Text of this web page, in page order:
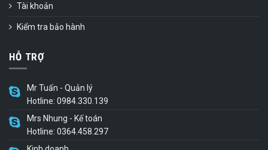
Tài khoản
Kiểm tra bảo hành
HỖ TRỢ
Mr Tuấn - Quản lý
Hotline: 0984.330.139
Mrs Nhung - Kế toán
Hotline: 0364.458.297